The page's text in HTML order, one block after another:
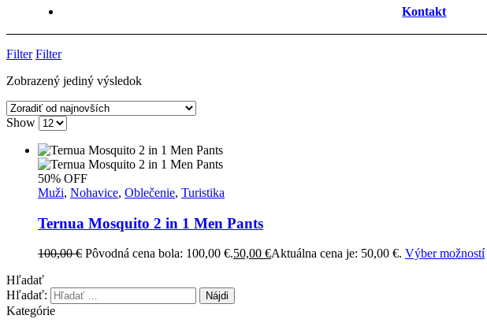
Kontakt
Filter Filter
Zobrazený jediný výsledok
Show
50% OFF
Muži, Nohavice, Oblečenie, Turistika
Ternua Mosquito 2 in 1 Men Pants
100,00€ Pôvodná cena bola: 100,00 €.50,00 €Aktuálna cena je: 50,00 €. Výber možností
Hľadať
Hľadať:
Kategórie